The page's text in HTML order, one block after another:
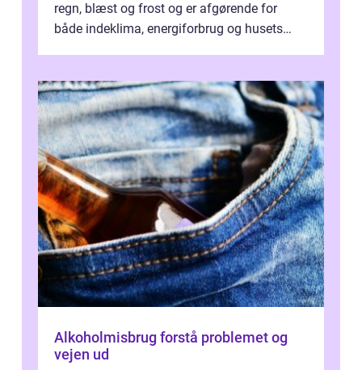
regn, blæst og frost og er afgørende for
både indeklima, energiforbrug og husets
Alkoholmisbrug forstå problemet og
vejen ud